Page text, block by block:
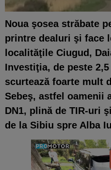
Noua şosea străbate
printre dealuri şi face
localităţile Ciugud,
Investiţia, de peste
scurtează foarte mult
Sebeş, astfel oamenii
DN1, plină de TIR-uri
de la Sibiu spre Alba